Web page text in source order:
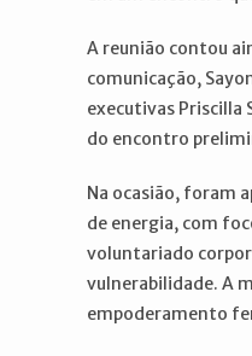
A reunião contou
comunicação,
executivas Priscilla
do encontro
Na ocasião, foram
de energia, com
voluntariado
vulnerabilidade. A
empoderamento